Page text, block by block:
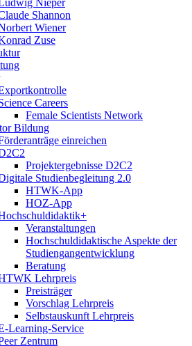
Shannon
Wiener
Zuse
Careers
Female Scientists Network
Bildung
einreichen
Projektergebnisse D2C2
Studienbegleitung 2.0
HTWK-App
HOZ-App
Veranstaltungen
Hochschuldidaktische Aspekte der
Studiengangentwicklung
Beratung
Lehrpreis
Preisträger
Vorschlag Lehrpreis
Selbstauskunft Lehrpreis
Learning-Service
Zentrum